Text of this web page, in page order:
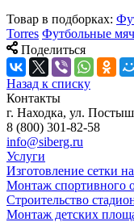
Товар в подборках:
Torres Футбольные
Поделиться
Назад к списку
Контакты
г. Находка, ул.
8 (800) 301-82-58
info@siberg.ru
Услуги
Изготовление сетки на
Монтаж спортивного
Строительство
Монтаж детских